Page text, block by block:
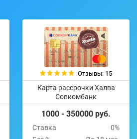
Отзывы: 15
Карта рассрочки Халва
Совкомбанк
1000 - 350000 руб.
Ставка
0%